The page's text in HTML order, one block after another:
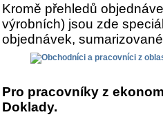
Kromě přehledů
výrobních) jsou zde
objednávek,
Pro pracovníky z
Doklady.